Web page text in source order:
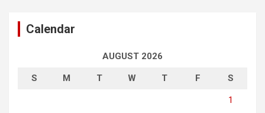
Calendar
AUGUST 2026
S M T W T F S
1